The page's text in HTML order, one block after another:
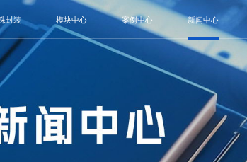
封装 模块中心 案例中心 新闻中心